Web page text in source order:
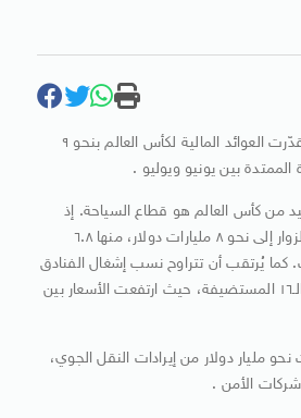
الصحيفة تتناول دراسة، قدّرت العوائد المالية لكأس العالم بنحو ٩
الممتدة بين يونيو ويوليو .
من كأس العالم هو قطاع السياحة. إذ
يُتوقع أن تصل إنفاقات الزوار إلى نحو ٨ مليارات دولار، منها ٦.٨
كما يُرتقب أن تتراوح نسب إشغال الفنادق
بين ٩٠ و٩٥ ٪ في المدن الـ١٦ المستضيفة، حيث ارتفعت الأسعار بين
مليار دولار من إيرادات النقل الجوي،
شركات الأمن .